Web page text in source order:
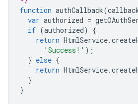
function authCallback(
var authorized =
if (authorized)
{
return HtmlService.
'Success!' );
} else {
return HtmlService.
}
}